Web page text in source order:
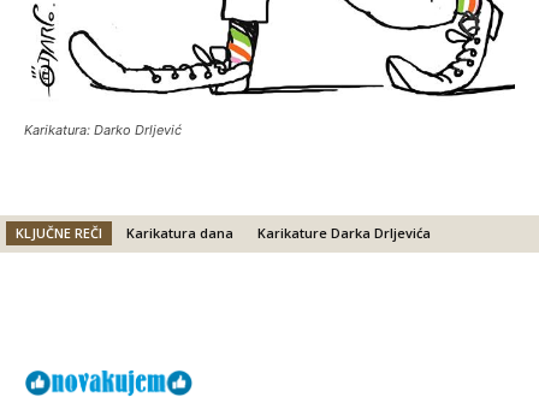
Karikatura: Darko Drljević
KLJUČNE REČI Karikatura dana Karikature Darka Drljevića